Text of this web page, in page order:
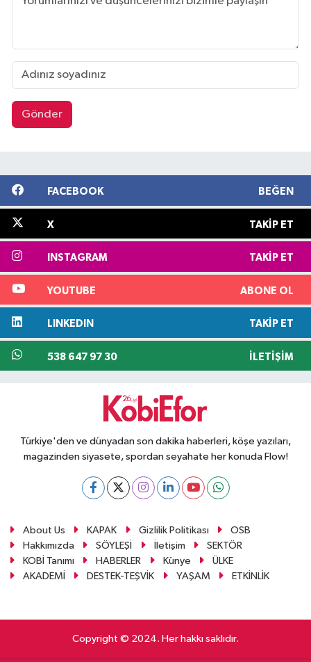
Gönder
FACEBOOK BEĞEN
X TAKIP ET
INSTAGRAM TAKIP ET
YOUTUBE ABONE OL
LINKEDIN TAKIP ET
538 647 97 30 İLETIŞIM
Türkiye'den ve dünyadan son dakika haberleri, köşe yazıları,
magazinden siyasete, spordan seyahate her konuda Flow!
About Us KAPAK Gizlilik Politikası
OSB
Hakkımızda
SÖYLEŞİ İletişim
SEKTÖR
KOBİ Tanımı
HABERLER Künye
ÜLKE
AKADEMİ
DESTEK-TEŞVİK YAŞAM ETKİNLİK
Copyright © 2024. Her hakkı saklıdır.